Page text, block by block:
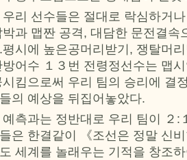
우리 선수들은 절대로 락심하거
박과 맵짠 공격, 대담한 문전결속
평시에 높은공머리받기, 쟁탈머
방어수 １３번 전령정선수는 맵
시킴으로써 우리 팀의 승리에 결
의 예상을 뒤집어놓았다.
예측과는 정반대로 우리 팀이 ２:
은 한결같이 《조선은 정말 신
세계를 놀래우는 기적을 창조